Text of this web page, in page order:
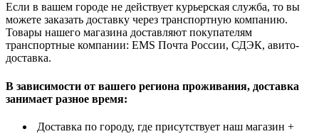
Если в вашем городе не действует курьерская служба, то вы
можете заказать доставку через транспортную компанию.
Товары нашего магазина доставляют покупателям
транспортные компании: EMS Почта России, СДЭК, авито-
доставка.
В зависимости от вашего региона проживания, доставка
занимает разное время:
Доставка по городу, где присутствует наш магазин +